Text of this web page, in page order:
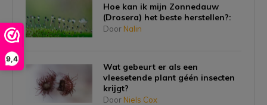
9,4
Hoe kan ik mijn Zonnedauw
(Drosera) het beste herstellen?:
Door Nalin
Wat gebeurt er als een
vleesetende plant géén insecten
krijgt?
Door Niels Cox